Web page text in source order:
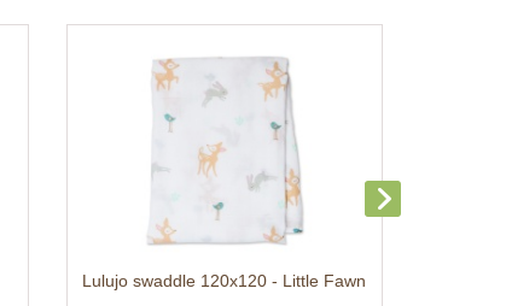
Lulujo swaddle 120x120 - Little Fawn